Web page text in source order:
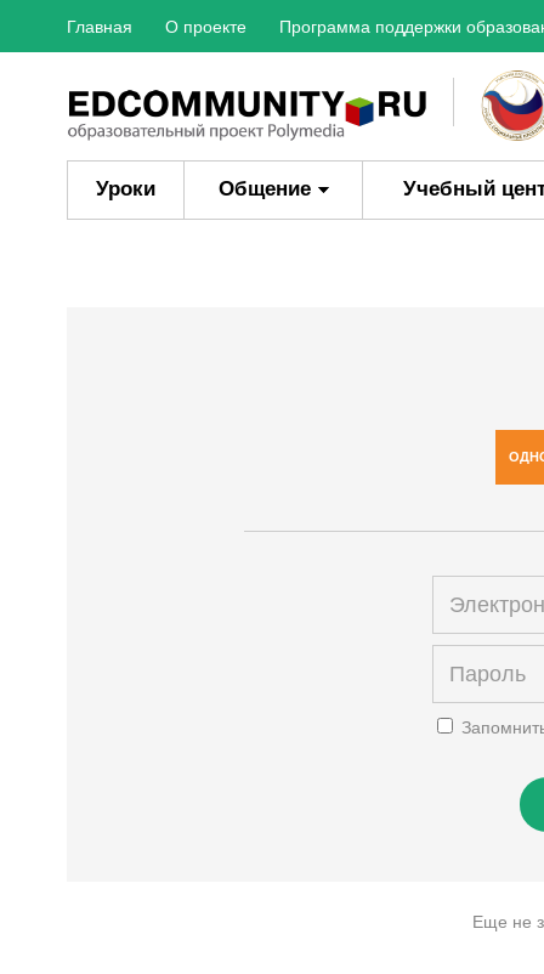
Главная О проекте Программа поддержки
Уроки Общение Учебный
Еще не